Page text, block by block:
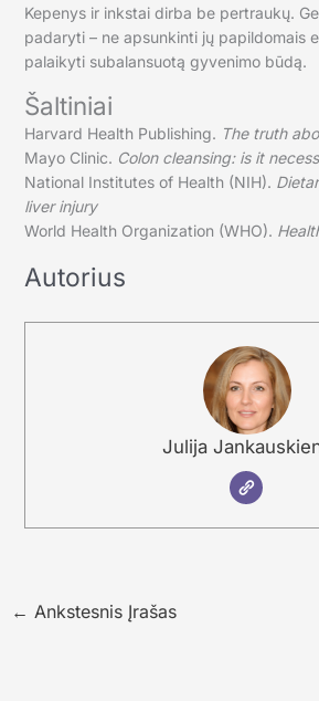
Kepenys ir inkstai dirba be pertraukų.
padaryti – ne apsunkinti jų papildomais
palaikyti subalansuotą gyvenimo būdą.
Šaltiniai
Harvard Health Publishing. The truth
Mayo Clinic. Colon cleansing: is it
National Institutes of Health (NIH).
liver injury
World Health Organization (WHO).
Autorius
Julija
← Ankstesnis Įrašas